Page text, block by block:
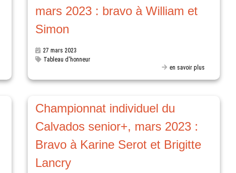
mars 2023 : bravo à William et
Simon
27 mars 2023
Tableau d'honneur
en savoir plus
Championnat individuel du
Calvados senior+, mars 2023 :
Bravo à Karine Serot et Brigitte
Lancry